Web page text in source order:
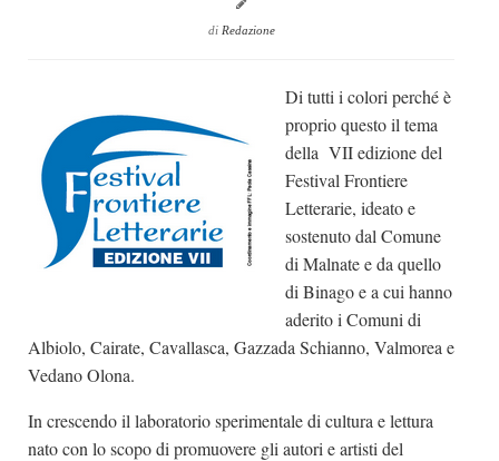
Archivio
Autori
Generi
Case editrici
Premio Chiara
A Tutto Volume
di Redazione
Di tutti i colori perché è
proprio questo il tema
della VII edizione del
Festival Frontiere
Letterarie, ideato e
sostenuto dal Comune
di Malnate e da quello
di Binago e a cui hanno
aderito i Comuni di
Albiolo, Cairate, Cavallasca, Gazzada Schianno, Valmorea e
Vedano Olona.
In crescendo il laboratorio sperimentale di cultura e lettura
nato con lo scopo di promuovere gli autori e artisti del